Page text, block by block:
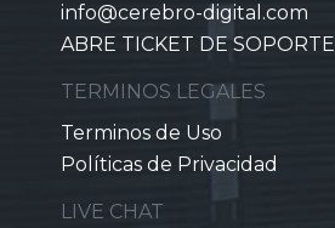
info@cerebro-digital.com
ABRE TICKET DE SOPORTE
TERMINOS LEGALES
Terminos de Uso
Políticas de Privacidad
LIVE CHAT